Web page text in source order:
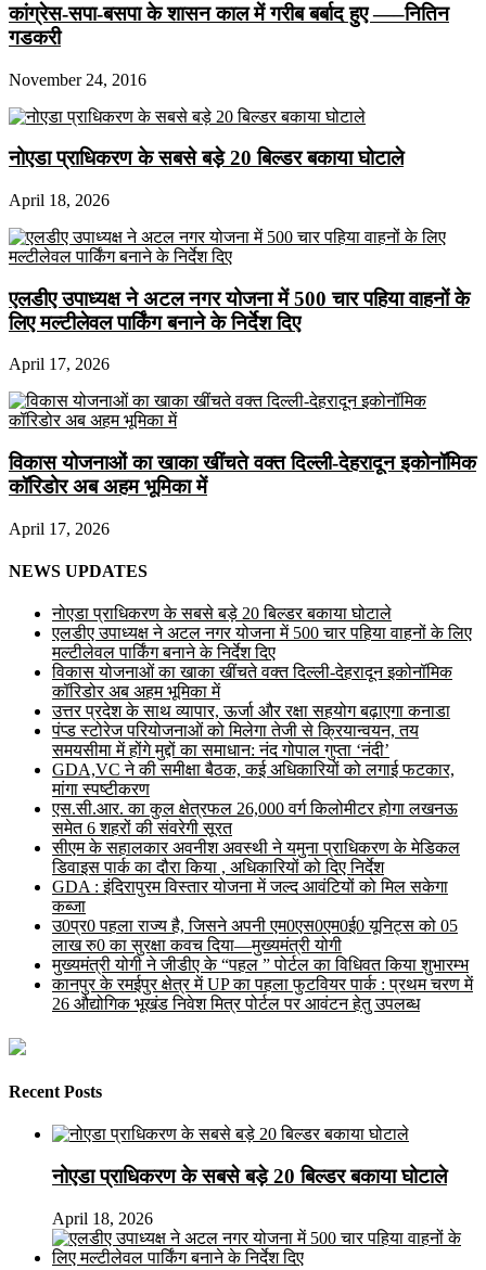
कांग्रेस-सपा-बसपा के शासन काल में गरीब बर्बाद हुए —–नितिन
गडकरी
November 24, 2016
नोएडा प्राधिकरण के सबसे बड़े 20 बिल्डर बकाया घोटाले
April 18, 2026
एलडीए उपाध्यक्ष ने अटल नगर योजना में 500 चार पहिया वाहनों के
लिए मल्टीलेवल पार्किंग बनाने के निर्देश दिए
April 17, 2026
विकास योजनाओं का खाका खींचते वक्त दिल्ली-देहरादून इकोनॉमिक
कॉरिडोर अब अहम भूमिका में
April 17, 2026
NEWS UPDATES
नोएडा प्राधिकरण के सबसे बड़े 20 बिल्डर बकाया घोटाले
एलडीए उपाध्यक्ष ने अटल नगर योजना में 500 चार पहिया वाहनों के लिए
मल्टीलेवल पार्किंग बनाने के निर्देश दिए
विकास योजनाओं का खाका खींचते वक्त दिल्ली-देहरादून इकोनॉमिक
कॉरिडोर अब अहम भूमिका में
उत्तर प्रदेश के साथ व्यापार, ऊर्जा और रक्षा सहयोग बढ़ाएगा कनाडा
पंप्ड स्टोरेज परियोजनाओं को मिलेगा तेजी से क्रियान्वयन, तय
समयसीमा में होंगे मुद्दों का समाधान: नंद गोपाल गुप्ता ‘नंदी’
GDA,VC ने की समीक्षा बैठक, कई अधिकारियों को लगाई फटकार,
मांगा स्पष्टीकरण
एस.सी.आर. का कुल क्षेत्रफल 26,000 वर्ग किलोमीटर होगा लखनऊ
समेत 6 शहरों की संवरेगी सूरत
सीएम के सहालकार अवनीश अवस्थी ने यमुना प्राधिकरण के मेडिकल
डिवाइस पार्क का दौरा किया , अधिकारियों को दिए निर्देश
GDA : इंदिरापुरम विस्तार योजना में जल्द आवंटियों को मिल सकेगा
कब्जा
उ0प्र0 पहला राज्य है, जिसने अपनी एम0एस0एम0ई0 यूनिट्स को 05
लाख रु0 का सुरक्षा कवच दिया—मुख्यमंत्री योगी
मुख्यमंत्री योगी ने जीडीए के “पहल ” पोर्टल का विधिवत किया शुभारम्भ
कानपुर के रमईपुर क्षेत्र में UP का पहला फुटवियर पार्क : प्रथम चरण में
26 औद्योगिक भूखंड निवेश मित्र पोर्टल पर आवंटन हेतु उपलब्ध
Recent Posts
नोएडा प्राधिकरण के सबसे बड़े 20 बिल्डर बकाया घोटाले
April 18, 2026